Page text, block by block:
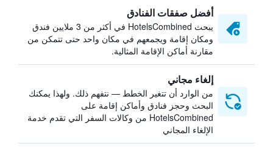
أفضل صفقات الفنادق
يبحث HotelsCombined في أكثر من 3 ملايين فندق
ومكان إقامة ويجمعهم في مكان واحد حتى تتمكن من
مقارنة أماكن الإقامة المثالية.
إلغاء مجاني
من الوارد أن تتغير الخطط — نتفهم ذلك. ولهذا يمكنك
البحث وحجز فنادق وأماكن إقامة على
HotelsCombined من وكالات السفر التي تقدم خدمة
الإلغاء المجاني